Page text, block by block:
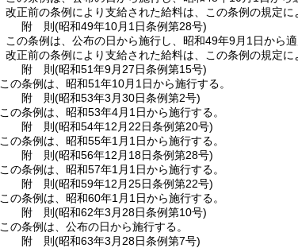
改正前の条例により支給された給料は、この条例の規定に
附 則(昭和49年10月1日条例第28号)
この条例は、公布の日から施行し、昭和49年9月1日から適
改正前の条例により支給された給料は、この条例の規定に
附 則(昭和51年9月27日条例第15号)
この条例は、昭和51年10月1日から施行する。
附 則(昭和53年3月30日条例第2号)
この条例は、昭和53年4月1日から施行する。
附 則(昭和54年12月22日条例第20号)
この条例は、昭和55年1月1日から施行する。
附 則(昭和56年12月18日条例第28号)
この条例は、昭和57年1月1日から施行する。
附 則(昭和59年12月25日条例第22号)
この条例は、昭和60年1月1日から施行する。
附 則(昭和62年3月28日条例第10号)
この条例は、公布の日から施行する。
附 則(昭和63年3月28日条例第7号)